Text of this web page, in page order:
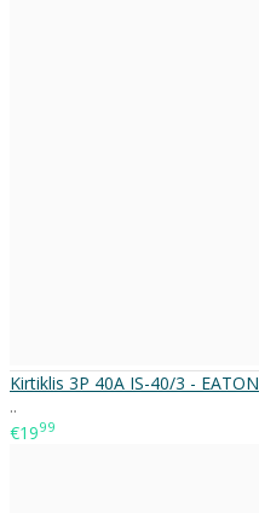
Kirtiklis 3P 40A IS-40/3 - EATON
..
€1999